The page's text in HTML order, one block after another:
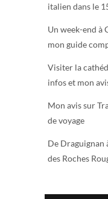
italien dans le
Un week-end à
mon guide
Visiter la
infos et mon
Mon avis sur
de voyage
De Draguignan
des Roches